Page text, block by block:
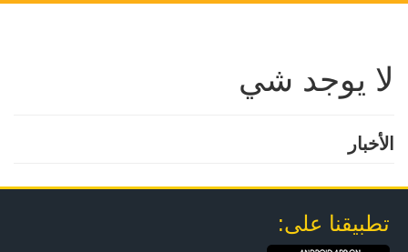
لا يوجد شي
الأخبار
تطبيقنا على: